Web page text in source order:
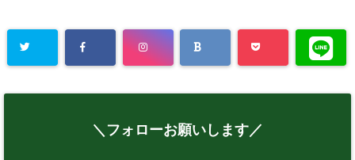
＼フォローお願いします／